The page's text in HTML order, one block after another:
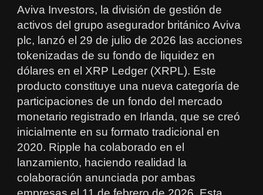
Aviva Investors, la división de gestión de
activos del grupo asegurador británico Aviva
plc, lanzó el 29 de julio de 2026 las acciones
tokenizadas de su fondo de liquidez en
dólares en el XRP Ledger (XRPL). Este
producto constituye una nueva categoría de
participaciones de un fondo del mercado
monetario registrado en Irlanda, que se creó
inicialmente en su formato tradicional en
2020. Ripple ha colaborado en el
lanzamiento, haciendo realidad la
colaboración anunciada por ambas